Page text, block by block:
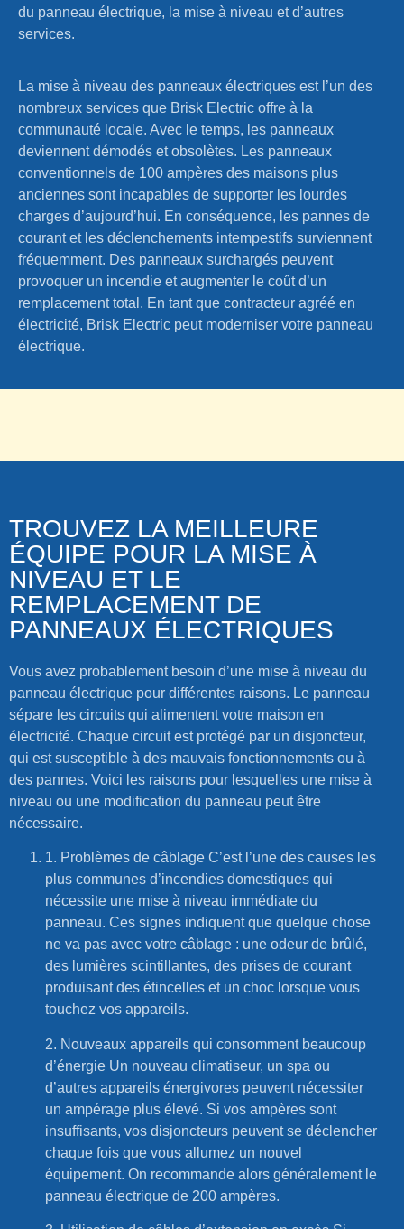
du panneau électrique, la mise à niveau et d’autres
services.
La mise à niveau des panneaux électriques est l’un des
nombreux services que Brisk Electric offre à la
communauté locale. Avec le temps, les panneaux
deviennent démodés et obsolètes. Les panneaux
conventionnels de 100 ampères des maisons plus
anciennes sont incapables de supporter les lourdes
charges d’aujourd’hui. En conséquence, les pannes de
courant et les déclenchements intempestifs surviennent
fréquemment. Des panneaux surchargés peuvent
provoquer un incendie et augmenter le coût d’un
remplacement total. En tant que contracteur agréé en
électricité, Brisk Electric peut moderniser votre panneau
électrique.
TROUVEZ LA MEILLEURE
ÉQUIPE POUR LA MISE À
NIVEAU ET LE
REMPLACEMENT DE
PANNEAUX ÉLECTRIQUES
Vous avez probablement besoin d’une mise à niveau du
panneau électrique pour différentes raisons. Le panneau
sépare les circuits qui alimentent votre maison en
électricité. Chaque circuit est protégé par un disjoncteur,
qui est susceptible à des mauvais fonctionnements ou à
des pannes. Voici les raisons pour lesquelles une mise à
niveau ou une modification du panneau peut être
nécessaire.
1. Problèmes de câblage C’est l’une des causes les
plus communes d’incendies domestiques qui
nécessite une mise à niveau immédiate du
panneau. Ces signes indiquent que quelque chose
ne va pas avec votre câblage : une odeur de brûlé,
des lumières scintillantes, des prises de courant
produisant des étincelles et un choc lorsque vous
touchez vos appareils.
2. Nouveaux appareils qui consomment beaucoup
d’énergie Un nouveau climatiseur, un spa ou
d’autres appareils énergivores peuvent nécessiter
un ampérage plus élevé. Si vos ampères sont
insuffisants, vos disjoncteurs peuvent se déclencher
chaque fois que vous allumez un nouvel
équipement. On recommande alors généralement le
panneau électrique de 200 ampères.